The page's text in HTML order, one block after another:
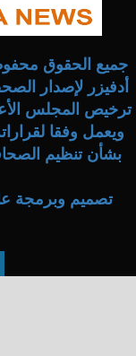
جميع الحقوق
أدفيزر لإصدار
بشأن تنظيم
تصميم وبرمجة